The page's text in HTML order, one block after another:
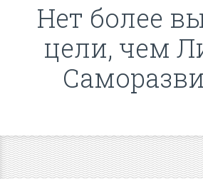
Нет более
цели, чем